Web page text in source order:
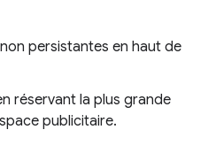
persistantes en haut de
réservant la plus grande
publicitaire.